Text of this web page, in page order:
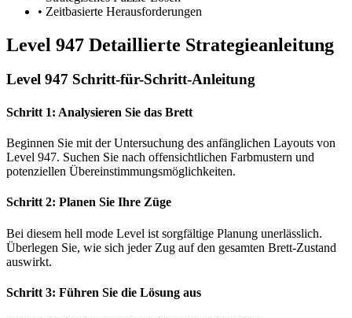
• Zeitbasierte Herausforderungen
Level 947 Detaillierte Strategieanleitung
Level 947 Schritt-für-Schritt-Anleitung
Schritt 1: Analysieren Sie das Brett
Beginnen Sie mit der Untersuchung des anfänglichen Layouts von
Level 947. Suchen Sie nach offensichtlichen Farbmustern und
potenziellen Übereinstimmungsmöglichkeiten.
Schritt 2: Planen Sie Ihre Züge
Bei diesem hell mode Level ist sorgfältige Planung unerlässlich.
Überlegen Sie, wie sich jeder Zug auf den gesamten Brett-Zustand
auswirkt.
Schritt 3: Führen Sie die Lösung aus